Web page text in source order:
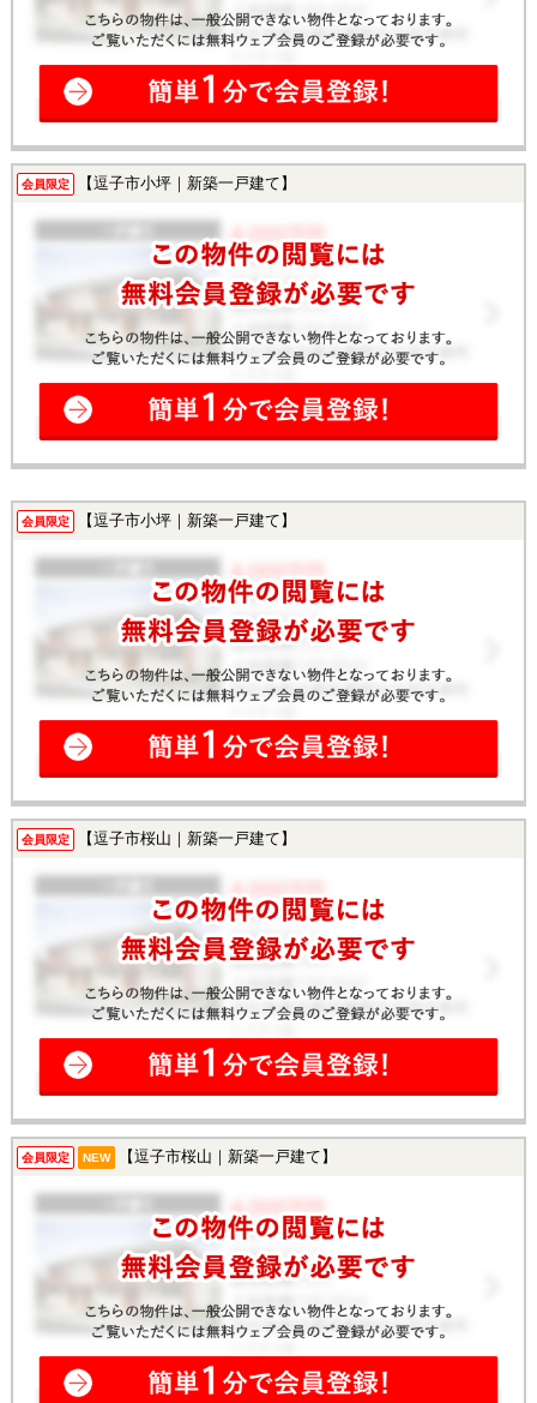
会員限定 【逗子市小坪｜新築一戸建て】
会員限定 【逗子市小坪｜新築一戸建て】
会員限定 【逗子市桜山｜新築一戸建て】
会員限定 NEW 【逗子市桜山｜新築一戸建て】